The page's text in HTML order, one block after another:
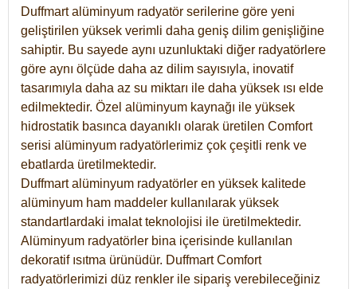
Duffmart alüminyum radyatör serilerine göre yeni
geliştirilen yüksek verimli daha geniş dilim genişliğine
sahiptir. Bu sayede aynı uzunluktaki diğer radyatörlere
göre aynı ölçüde daha az dilim sayısıyla, inovatif
tasarımıyla daha az su miktarı ile daha yüksek ısı elde
edilmektedir. Özel alüminyum kaynağı ile yüksek
hidrostatik basınca dayanıklı olarak üretilen Comfort
serisi alüminyum radyatörlerimiz çok çeşitli renk ve
ebatlarda üretilmektedir.
Duffmart alüminyum radyatörler en yüksek kalitede
alüminyum ham maddeler kullanılarak yüksek
standartlardaki imalat teknolojisi ile üretilmektedir.
Alüminyum radyatörler bina içerisinde kullanılan
dekoratif ısıtma ürünüdür. Duffmart Comfort
radyatörlerimizi düz renkler ile sipariş verebileceğiniz